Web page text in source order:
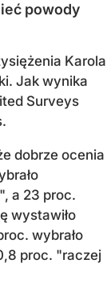
powody
Karola
Jak wynika
Surveys
dobrze ocenia
a 23 proc.
wystawiło
wybrało
proc. "raczej